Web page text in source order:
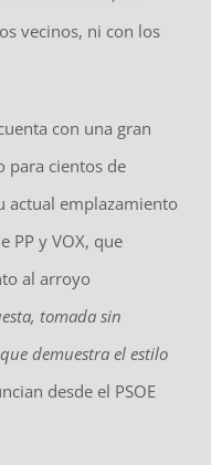
vecinos, ni con los
con una gran
para cientos de
actual emplazamiento
PP y VOX, que
al arroyo
tomada sin
demuestra el estilo
desde el PSOE